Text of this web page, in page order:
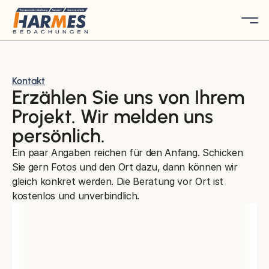
Kontakt
Erzählen Sie uns von Ihrem
Projekt. Wir melden uns
persönlich.
Ein paar Angaben reichen für den Anfang. Schicken
Sie gern Fotos und den Ort dazu, dann können wir
gleich konkret werden. Die Beratung vor Ort ist
kostenlos und unverbindlich.